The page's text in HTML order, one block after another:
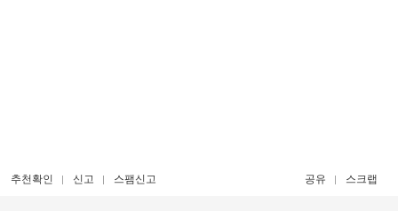
추천확인 신고 스팸신고 공유 스크랩